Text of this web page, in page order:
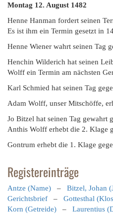
Montag 12. August 1482
Henne Hanman fordert seinen
Es ist ihm ein Termin gesetzt in
Henne Wiener wahrt seinen Tag
Henchin Wilderich hat seinen
Wolff ein Termin am nächsten
Karl Schmied hat seinen Tag
Adam Wolff, unser Mitschöffe,
Jo Bitzel hat seinen Tag gewahrt
Anthis Wolff erhebt die 2. Klage
Gontrum erhebt die 1. Klage
Registereinträge
Antze (Name) – Bitzel, Johan
Gerichtsbrief – Gottesthal
Korn (Getreide) – Laurentius